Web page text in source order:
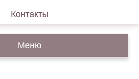
Контакты
Меню